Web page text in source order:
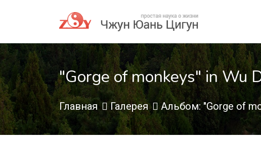
"Gorge of monkeys" in Wu
Главная Галерея Альбом: "Gorge of